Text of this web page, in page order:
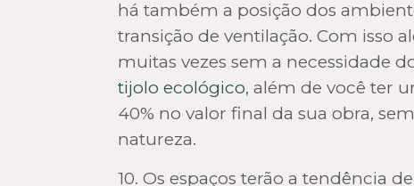
há também a posição dos
transição de ventilação. Com isso
muitas vezes sem a necessidade
tijolo ecológico, além de você ter
40% no valor final da sua obra,
natureza.
10. Os espaços terão a tendência